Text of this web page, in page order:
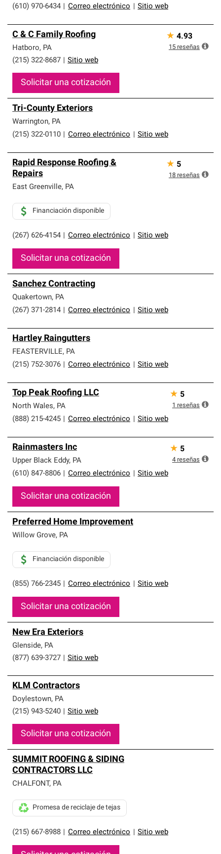
(610) 970-6434
Correo electrónico Sitio web
C & C Family Roofing
Hatboro, PA
(215) 322-8687
Sitio web
Solicitar una cotización
★ 4.93
15 reseñas
Tri-County Exteriors
Warrington, PA
(215) 322-0110
Correo electrónico Sitio web
Rapid Response Roofing &
Repairs
East Greenville, PA
(267) 626-4154 Correo electrónico Sitio web
Financiación disponible
Solicitar una cotización
★ 5
18 reseñas
Sanchez Contracting
Quakertown, PA
(267) 371-2814
Correo electrónico Sitio web
Hartley Raingutters
FEASTERVILLE, PA
(215) 752-3076
Correo electrónico Sitio web
Top Peak Roofing LLC
North Wales, PA
(888) 215-4245
Correo electrónico Sitio web
★ 5
1 reseñas
Rainmasters Inc
Upper Black Eddy, PA
(610) 847-8806
Correo electrónico Sitio web
Solicitar una cotización
★ 5
4 reseñas
Preferred Home Improvement
Willow Grove, PA
(855) 766-2345 Correo electrónico Sitio web
Financiación disponible
Solicitar una cotización
New Era Exteriors
Glenside, PA
(877) 639-3727
Sitio web
KLM Contractors
Doylestown, PA
(215) 943-5240
Sitio web
Solicitar una cotización
SUMMIT ROOFING & SIDING
CONTRACTORS LLC
CHALFONT, PA
(215) 667-8988 Correo electrónico Sitio web
Promesa de reciclaje de tejas